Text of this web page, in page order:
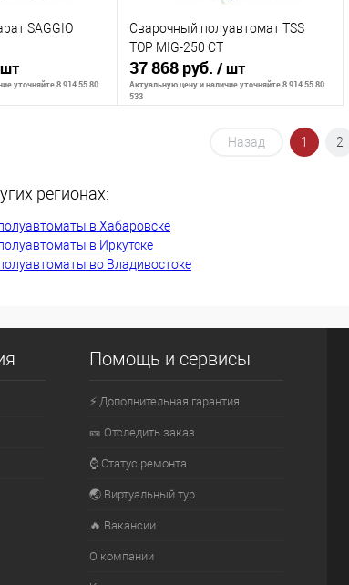
SAGGIO
уточняйте 8 914 55 80
Недоступно
Сварочный полуавтомат TSS
TOP MIG-250 СТ
37 868 руб. / шт
Актуальную цену и наличие уточняйте 8 914 55 80
533
В избранное
Назад 1 2
регионах:
в Хабаровске
в Иркутске
во Владивостоке
Помощь и сервисы
⚡ Дополнительная гарантия
🎫 Отследить заказ
⌚ Статус ремонта
🌏 Виртуальный тур
🔥 Вакансии
О компании